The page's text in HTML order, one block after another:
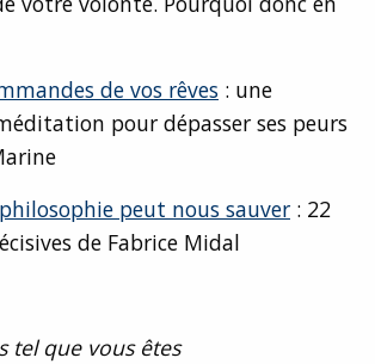
de vos rêves : une
pour dépasser ses peurs
peut nous sauver : 22
de Fabrice Midal
tel que vous êtes